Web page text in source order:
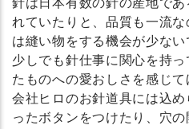
れていたりと、品質も一流
は縫い物をする機会が少な
少しでも針仕事に関心を持
たものへの愛おしさを感じ
会社ヒロのお針道具には込
ったボタンをつけたり、穴